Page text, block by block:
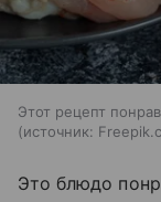
Этот рецепт
источник:
Это блюдо